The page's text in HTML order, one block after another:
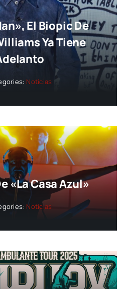
El Biopic De
Ya Tiene
Noticias
«La Casa Azul»
Noticias